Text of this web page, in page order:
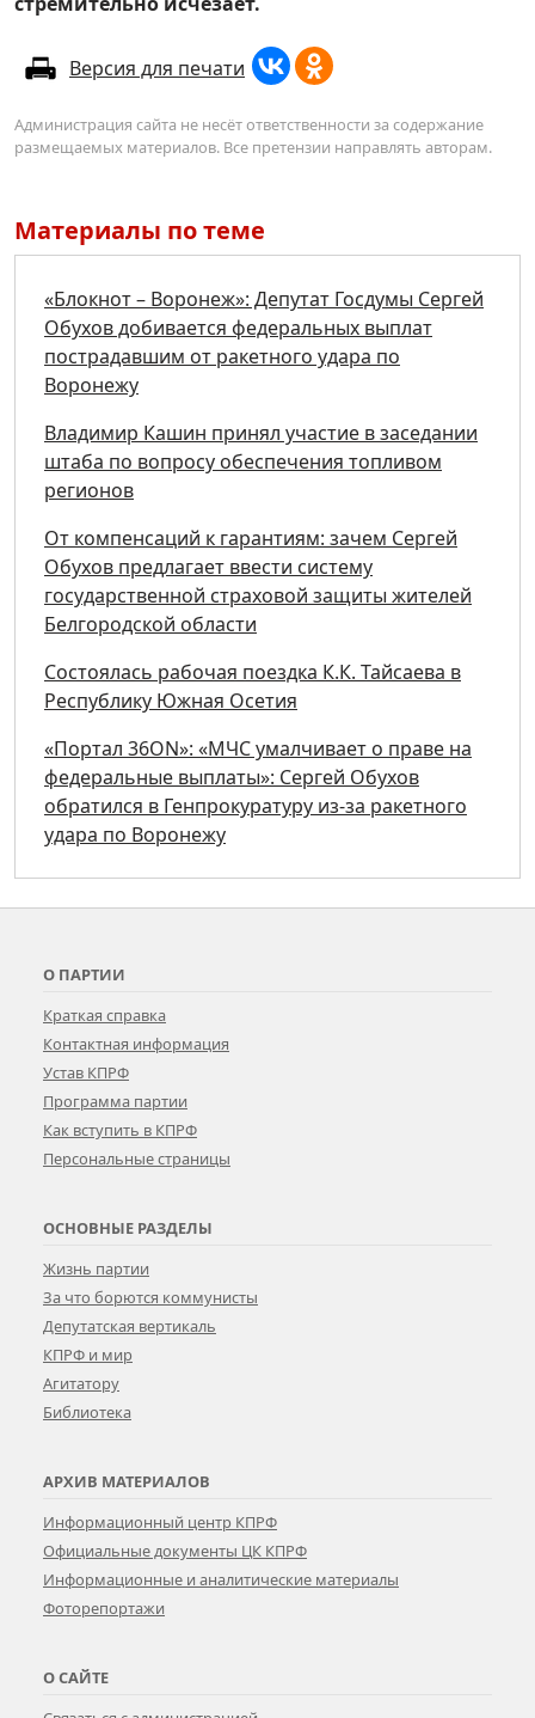
Версия для печати
Администрация сайта не несёт ответственности за содержание
размещаемых материалов. Все претензии направлять авторам.
Материалы по теме
«Блокнот – Воронеж»: Депутат Госдумы Сергей
Обухов добивается федеральных выплат
пострадавшим от ракетного удара по
Воронежу
Владимир Кашин принял участие в заседании
штаба по вопросу обеспечения топливом
регионов
От компенсаций к гарантиям: зачем Сергей
Обухов предлагает ввести систему
государственной страховой защиты жителей
Белгородской области
Состоялась рабочая поездка К.К. Тайсаева в
Республику Южная Осетия
«Портал 36ON»: «МЧС умалчивает о праве на
федеральные выплаты»: Сергей Обухов
обратился в Генпрокуратуру из-за ракетного
удара по Воронежу
О ПАРТИИ
Краткая справка
Контактная информация
Устав КПРФ
Программа партии
Как вступить в КПРФ
Персональные страницы
ОСНОВНЫЕ РАЗДЕЛЫ
Жизнь партии
За что борются коммунисты
Депутатская вертикаль
КПРФ и мир
Агитатору
Библиотека
АРХИВ МАТЕРИАЛОВ
Информационный центр КПРФ
Официальные документы ЦК КПРФ
Информационные и аналитические материалы
Фоторепортажи
О САЙТЕ